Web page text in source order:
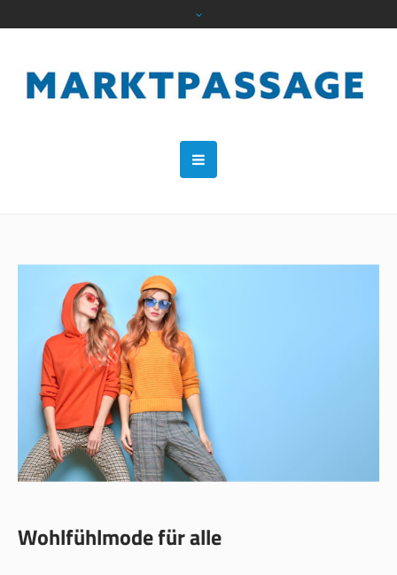
Wohlfühlmode für alle